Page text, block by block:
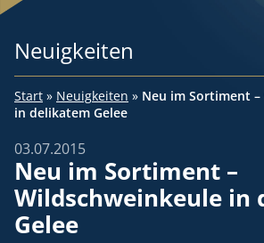
Neuigkeiten
Start » Neuigkeiten » Neu im Sortiment
in delikatem Gelee
03.07.2015
Neu im Sortiment –
Wildschweinkeule in
Gelee